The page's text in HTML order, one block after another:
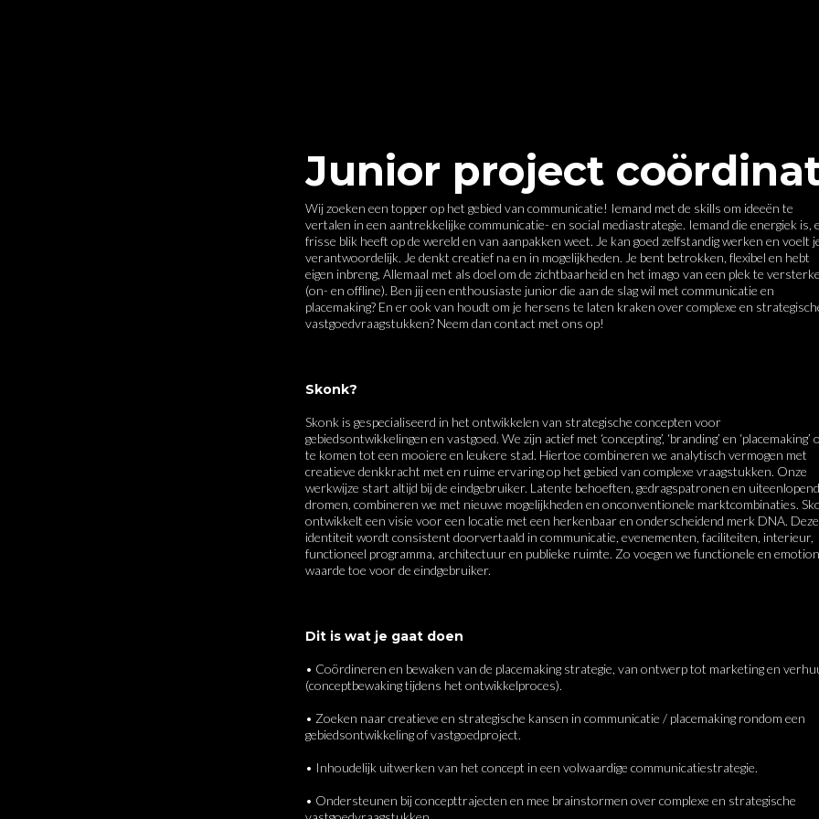
Junior project
Wij zoeken een topper op het gebied van communicatie! Iemand met de skills om ideeën te
vertalen in een aantrekkelijke communicatie- en social mediastrategie. Iemand die energiek is,
frisse blik heeft op de wereld en van aanpakken weet. Je kan goed zelfstandig werken en voelt
verantwoordelijk. Je denkt creatief na en in mogelijkheden. Je bent betrokken, flexibel en hebt
eigen inbreng, Allemaal met als doel om de zichtbaarheid en het imago van een plek te
(on- en offline). Ben jij een enthousiaste junior die aan de slag wil met communicatie en
placemaking? En er ook van houdt om je hersens te laten kraken over complexe en
Skonk?
Skonk is gespecialiseerd in het ontwikkelen van strategische concepten voor
gebiedsontwikkelingen en vastgoed. We zijn actief met ‘concepting’, ‘branding’ en ‘placemaking’
te komen tot een mooiere en leukere stad. Hiertoe combineren we analytisch vermogen met
creatieve denkkracht met en ruime ervaring op het gebied van complexe vraagstukken. Onze
werkwijze start altijd bij de eindgebruiker. Latente behoeften, gedragspatronen en
dromen, combineren we met nieuwe mogelijkheden en onconventionele marktcombinaties.
ontwikkelt een visie voor een locatie met een herkenbaar en onderscheidend merk DNA. Deze
identiteit wordt consistent doorvertaald in communicatie, evenementen, faciliteiten, interieur,
functioneel programma, architectuur en publieke ruimte. Zo voegen we functionele en
Dit is wat je gaat doen
• Coördineren en bewaken van de placemaking strategie, van ontwerp tot marketing en
• Zoeken naar creatieve en strategische kansen in communicatie / placemaking rondom een
• Ondersteunen bij concepttrajecten en mee brainstormen over complexe en strategische